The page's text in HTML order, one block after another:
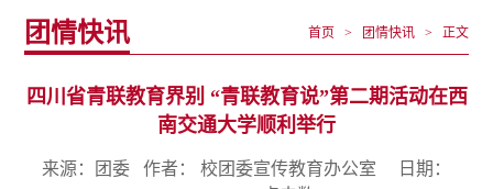
团情快讯 首页 > 团情快讯 > 正文
四川省青联教育界别 “青联教育说”第二期活动在西
南交通大学顺利举行
来源：团委 作者： 校团委宣传教育办公室 日期：